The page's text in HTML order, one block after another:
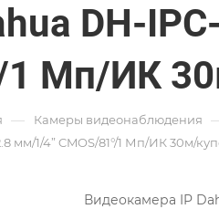
DH-
1 Мп/ИК
— Камеры видеонаблюдения
мм/1/4” CMOS/81°/1 Мп/ИК 30м/
Видеокамера IP